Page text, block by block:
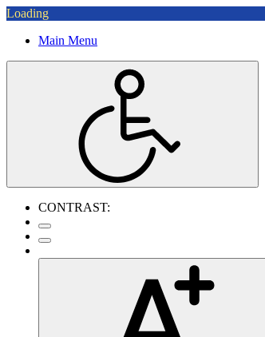
Loading
Main Menu
CONTRAST: